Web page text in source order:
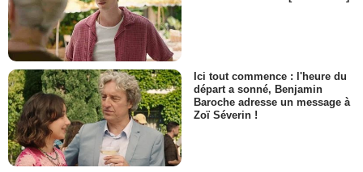
Ici tout commence : l'heure du
départ a sonné, Benjamin
Baroche adresse un message à
Zoï Séverin !